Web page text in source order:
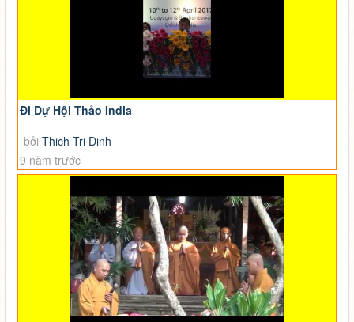
Đi Dự Hội Thảo India
bởi Thich Tri Dinh
9 năm trước